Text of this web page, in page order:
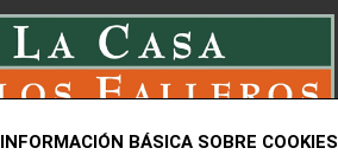
INFORMACIÓN BÁSICA SOBRE COOKIES